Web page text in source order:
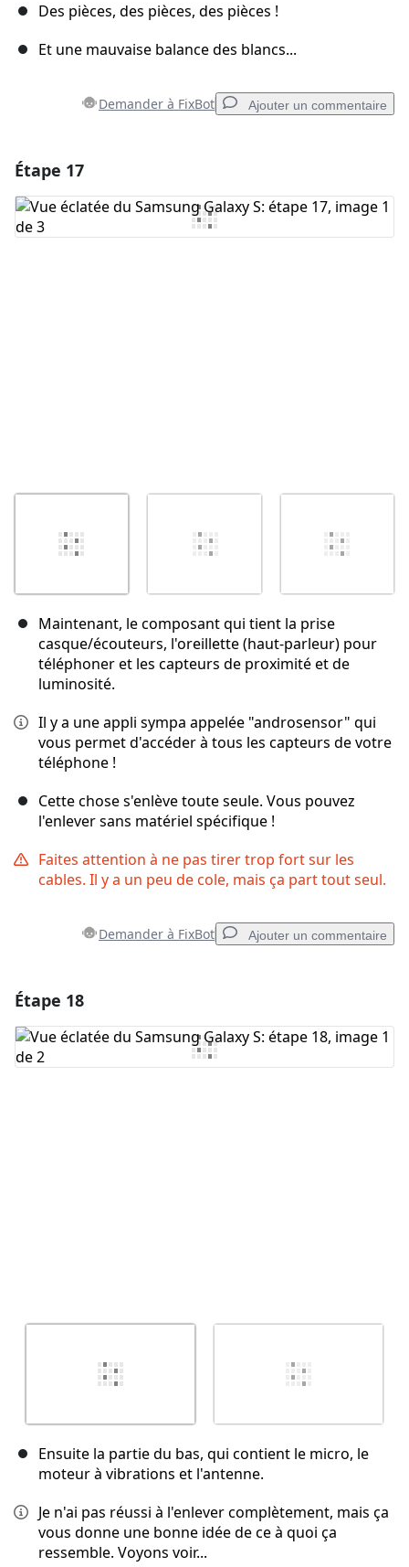
Des pièces, des pièces, des pièces !
Et une mauvaise balance des blancs...
Demander à FixBot Ajouter un commentaire
Ajouter un commentaire
Étape 17
Maintenant, le composant qui tient la prise
casque/écouteurs, l'oreillette (haut-parleur) pour
téléphoner et les capteurs de proximité et de
luminosité.
Il y a une appli sympa appelée "androsensor" qui
vous permet d'accéder à tous les capteurs de votre
téléphone !
Cette chose s'enlève toute seule. Vous pouvez
l'enlever sans matériel spécifique !
Faites attention à ne pas tirer trop fort sur les
cables. Il y a un peu de cole, mais ça part tout seul.
Demander à FixBot Ajouter un commentaire
Ajouter un commentaire
Étape 18
Ensuite la partie du bas, qui contient le micro, le
moteur à vibrations et l'antenne.
Je n'ai pas réussi à l'enlever complètement, mais ça
vous donne une bonne idée de ce à quoi ça
ressemble. Voyons voir...